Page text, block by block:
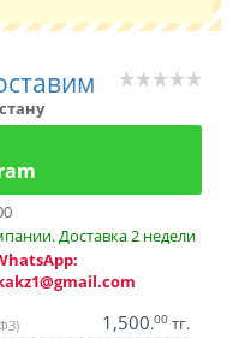
Доставка 2 недели
1,500.00 тг.